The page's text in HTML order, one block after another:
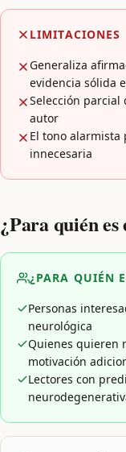
LIMITACIONES
Generaliza
evidencia sólida
Selección parcial
autor
El tono
innecesaria
¿Para quién
¿PARA QUIÉN
Personas
neurológica
Quienes quieren
motivación
Lectores con